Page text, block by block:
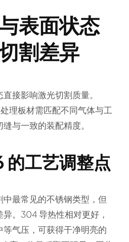
表面状态
割差异
接影响激光切割质量。
理板材需匹配不同气体与工
与一致的装配精度。
的工艺调整点
中最常见的不锈钢类型，但
。304 导热性相对更好，
气压，可获得干净明亮的